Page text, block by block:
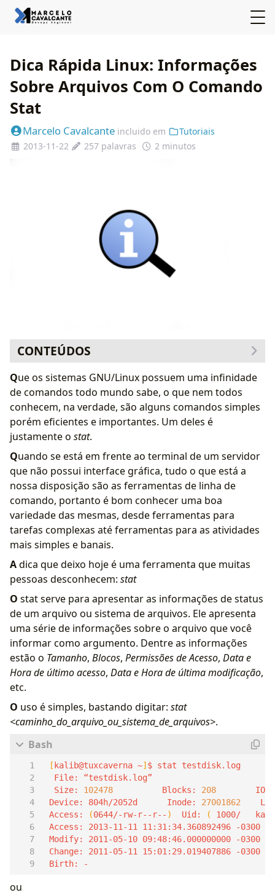
Dica Rápida Linux: Informações
Sobre Arquivos Com O Comando
Stat
Marcelo Cavalcante incluido em
Tutoriais
2013-11-22
257 palavras 2 minutos
CONTEÚDOS
Que os sistemas GNU/Linux possuem uma infinidade
de comandos todo mundo sabe, o que nem todos
conhecem, na verdade, são alguns comandos simples
porém eficientes e importantes. Um deles é
justamente o stat.
Quando se está em frente ao terminal de um servidor
que não possui interface gráfica, tudo o que está a
nossa disposição são as ferramentas de linha de
comando, portanto é bom conhecer uma boa
variedade das mesmas, desde ferramentas para
tarefas complexas até ferramentas para as atividades
mais simples e banais.
Adica que deixo hoje é uma ferramenta que muitas
pessoas desconhecem: stat
O stat serve para apresentar as informações de status
de um arquivo ou sistema de arquivos. Ele apresenta
uma série de informações sobre o arquivo que você
informar como argumento. Dentre as informações
estão o Tamanho, Blocos, Permissões de Acesso, Data e
Hora de último acesso, Data e Hora de última modificação,
etc.
O uso é simples, bastando digitar: stat
<caminho_do_arquivo_ou_sistema_de_arquivos>.
[ kalib@tuxcaverna ~]
  Size:
102478
          Blocks:
208
IO
Device: 804h/2052d      Inode: 27001862
Access:
(0644/-rw-r--r-- )
  Uid:
(
1000/
Birth: -
ou